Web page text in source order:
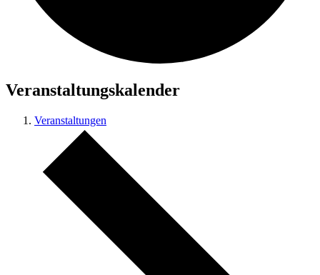
Veranstaltungskalender
Veranstaltungen